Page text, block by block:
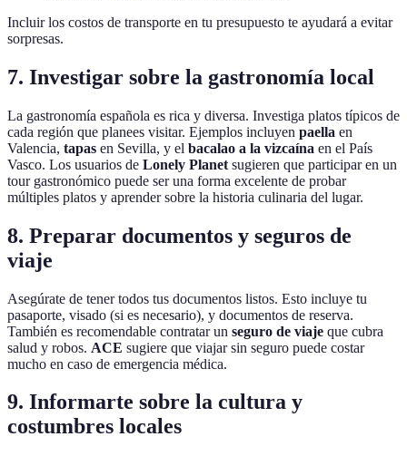
Incluir los costos de transporte en tu presupuesto te ayudará a evitar
sorpresas.
7. Investigar sobre la gastronomía local
La gastronomía española es rica y diversa. Investiga platos típicos de
cada región que planees visitar. Ejemplos incluyen paella en
Valencia, tapas en Sevilla, y el bacalao a la vizcaína en el País
Vasco. Los usuarios de Lonely Planet sugieren que participar en un
tour gastronómico puede ser una forma excelente de probar
múltiples platos y aprender sobre la historia culinaria del lugar.
8. Preparar documentos y seguros de
viaje
Asegúrate de tener todos tus documentos listos. Esto incluye tu
pasaporte, visado (si es necesario), y documentos de reserva.
También es recomendable contratar un seguro de viaje que cubra
salud y robos. ACE sugiere que viajar sin seguro puede costar
mucho en caso de emergencia médica.
9. Informarte sobre la cultura y
costumbres locales